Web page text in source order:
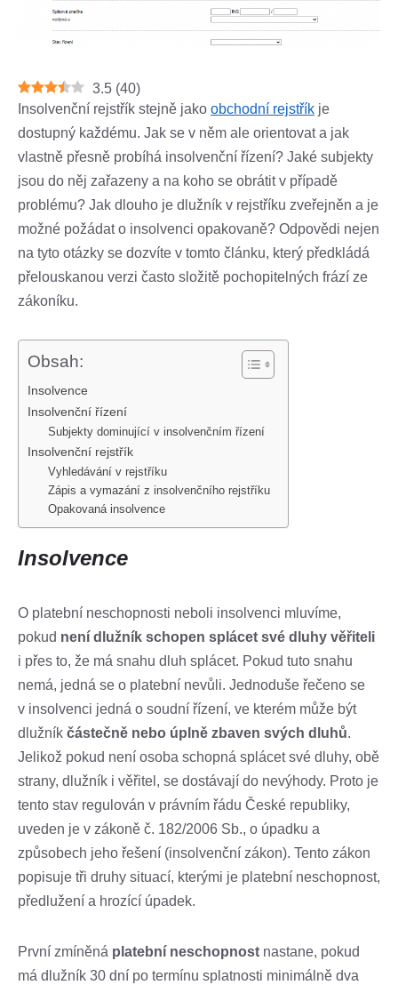
3.5 (40)
Insolvenční rejstřík stejně jako obchodní rejstřík je
dostupný každému. Jak se v něm ale orientovat a jak
vlastně přesně probíhá insolvenční řízení? Jaké subjekty
jsou do něj zařazeny a na koho se obrátit v případě
problému? Jak dlouho je dlužník v rejstříku zveřejněn a je
možné požádat o insolvenci opakovaně? Odpovědi nejen
na tyto otázky se dozvíte v tomto článku, který předkládá
přelouskanou verzi často složitě pochopitelných frází ze
zákoníku.
Obsah:
Insolvence
Insolvenční řízení
Subjekty dominující v insolvenčním řízení
Insolvenční rejstřík
Vyhledávání v rejstříku
Zápis a vymazání z insolvenčního rejstříku
Opakovaná insolvence
Insolvence
O platební neschopnosti neboli insolvenci mluvíme,
pokud není dlužník schopen splácet své dluhy věřiteli
i přes to, že má snahu dluh splácet. Pokud tuto snahu
nemá, jedná se o platební nevůli. Jednoduše řečeno se
v insolvenci jedná o soudní řízení, ve kterém může být
dlužník částečně nebo úplně zbaven svých dluhů.
Jelikož pokud není osoba schopná splácet své dluhy, obě
strany, dlužník i věřitel, se dostávají do nevýhody. Proto je
tento stav regulován v právním řádu České republiky,
uveden je v zákoně č. 182/2006 Sb., o úpadku a
způsobech jeho řešení (insolvenční zákon). Tento zákon
popisuje tři druhy situací, kterými je platební neschopnost,
předlužení a hrozící úpadek.
První zmíněná platební neschopnost nastane, pokud
má dlužník 30 dní po termínu splatnosti minimálně dva